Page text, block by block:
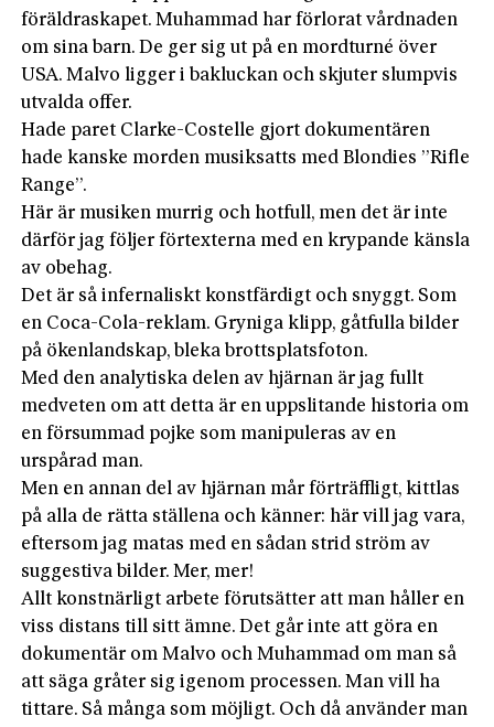
föräldraskapet. Muhammad har förlorat vårdnaden
om sina barn. De ger sig ut på en mordturné över
USA. Malvo ligger i bakluckan och skjuter slumpvis
utvalda offer.
Hade paret Clarke-Costelle gjort dokumentären
hade kanske morden musiksatts med Blondies ”Rifle
Range”.
Här är musiken murrig och hotfull, men det är inte
därför jag följer förtexterna med en krypande känsla
av obehag.
Det är så infernaliskt konstfärdigt och snyggt. Som
en Coca-Cola-reklam. Gryniga klipp, gåtfulla bilder
på ökenlandskap, bleka brottsplatsfoton.
Med den analytiska delen av hjärnan är jag fullt
medveten om att detta är en uppslitande historia om
en försummad pojke som manipuleras av en
urspårad man.
Men en annan del av hjärnan mår förträffligt, kittlas
på alla de rätta ställena och känner: här vill jag vara,
eftersom jag matas med en sådan strid ström av
suggestiva bilder. Mer, mer!
Allt konstnärligt arbete förutsätter att man håller en
viss distans till sitt ämne. Det går inte att göra en
dokumentär om Malvo och Muhammad om man så
att säga gråter sig igenom processen. Man vill ha
tittare. Så många som möjligt. Och då använder man